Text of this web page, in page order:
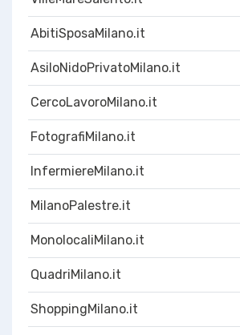
AbitiSposaMilano.it
AsiloNidoPrivatoMilano.it
CercoLavoroMilano.it
FotografiMilano.it
InfermiereMilano.it
MilanoPalestre.it
MonolocaliMilano.it
QuadriMilano.it
ShoppingMilano.it